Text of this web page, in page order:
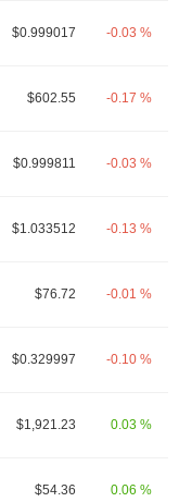
$0.999017 -0.03 %
$602.55 -0.17 %
$0.999811 -0.03 %
$1.033512 -0.13 %
$76.72 -0.01 %
$0.329997 -0.10 %
$1,921.23 0.03 %
$54.36 0.06 %